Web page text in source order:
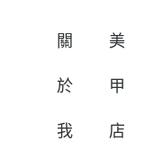
關
於
我
美
甲
店